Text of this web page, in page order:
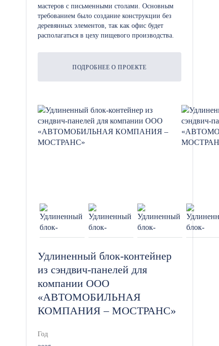
мастеров с письменными столами. Основным
требованием было создание конструкции без
деревянных элементов, так как офис будет
располагаться в цеху пищевого производства.
ПОДРОБНЕЕ О ПРОЕКТЕ
Удлиненный блок-контейнер
из сэндвич-панелей для
компании ООО
«АВТОМОБИЛЬНАЯ
КОМПАНИЯ – МОСТРАНС»
Год